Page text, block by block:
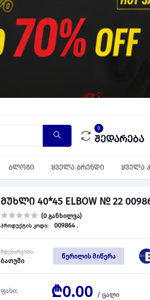
0
შედარება
ბლოგი ყველა ბრენდი ყველა
მუხლი 40*45 ELBOW № 22
(0 განხილვა)
პროდუქტის კოდი: 009864 .
მდებარეობა:
ბათუმი
წერილის მიწერა
ფასი: ₾0.00 /ცალი